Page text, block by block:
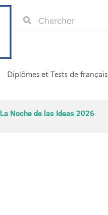
Diplômes et Tests de français
La Noche de las Ideas 2026